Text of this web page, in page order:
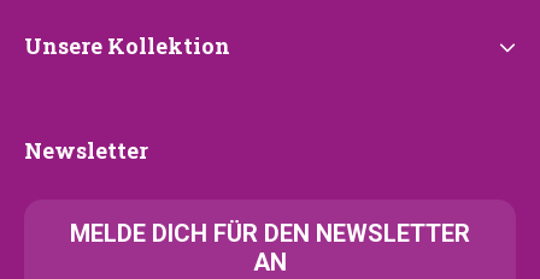
Unsere
Unsere Kollektion
Newsletter
Newsletter
MELDE DICH FÜR DEN NEWSLETTER
AN